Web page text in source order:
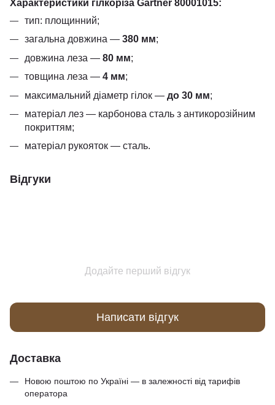
Характеристики гілкоріза Gartner 80001015:
тип: площинний;
загальна довжина — 380 мм;
довжина леза — 80 мм;
товщина леза — 4 мм;
максимальний діаметр гілок — до 30 мм;
матеріал лез — карбонова сталь з антикорозійним
покриттям;
матеріал рукояток — сталь.
Відгуки
Додайте перший відгук
Написати відгук
Доставка
Новою поштою по Україні — в залежності від тарифів
оператора